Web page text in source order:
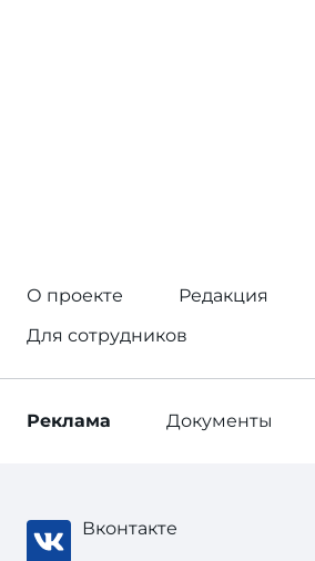
О проекте
Редакция
Для сотрудников
Реклама Документы
Вконтакте